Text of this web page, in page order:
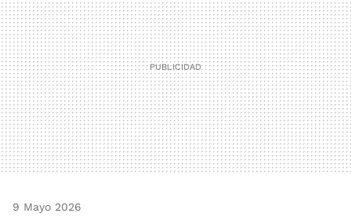
9 Mayo 2026